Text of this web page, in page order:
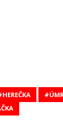
HEREČKA